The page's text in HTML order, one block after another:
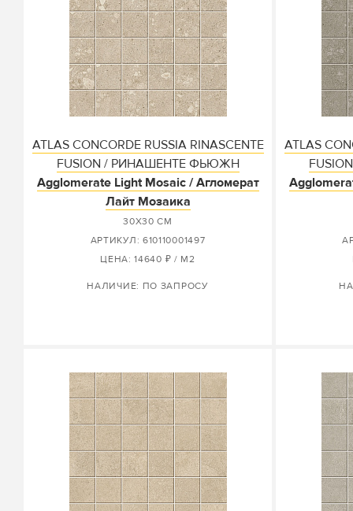
ATLAS CONCORDE RUSSIA RINASCENTE
FUSION / РИНАШЕНТЕ ФЬЮЖН
Agglomerate Light Mosaic / Агломерат
Лайт Мозаика
30X30 СМ
АРТИКУЛ: 610110001497
ЦЕНА: 14640 ₽ / М2
НАЛИЧИЕ: ПО ЗАПРОСУ
ATLAS